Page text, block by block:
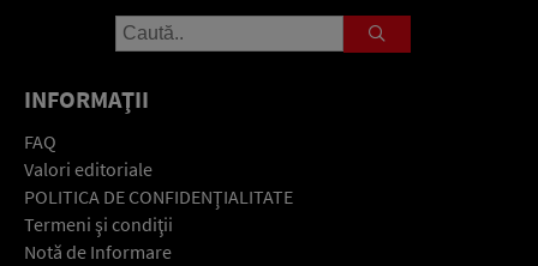
INFORMAŢII
FAQ
Valori editoriale
POLITICA DE CONFIDENŢIALITATE
Termeni şi condiţii
Notă de Informare